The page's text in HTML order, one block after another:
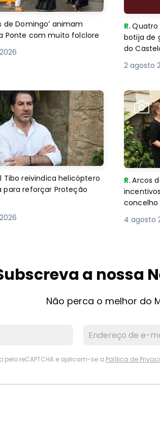
de Domingo’ animam
Ponte com muito folclore
R.Quatro
botija de
do
2 agosto
Tibo reivindica helicóptero
para reforçar Proteção
R.Arcos
concelho
4 agosto
a nossa
Não perca o melhor do
pelo reCAPTCHA e aplicam-se a Política de